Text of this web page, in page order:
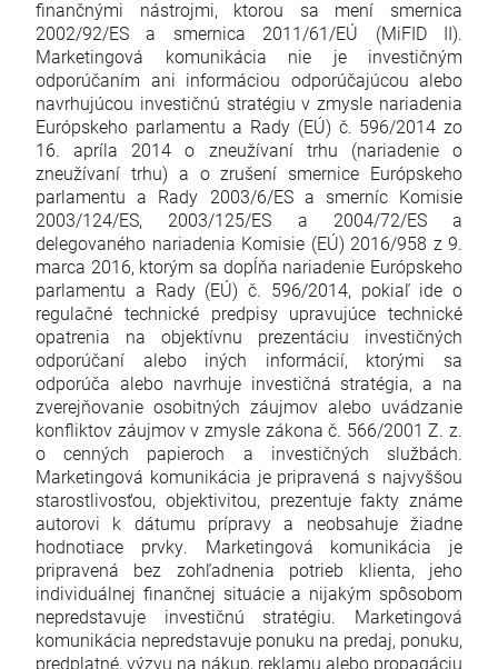
finančnými nástrojmi, ktorou sa mení smernica
2002/92/ES a smernica 2011/61/EÚ (MiFID II).
Marketingová komunikácia nie je investičným
odporúčaním ani informáciou odporúčajúcou alebo
navrhujúcou investičnú stratégiu v zmysle nariadenia
Európskeho parlamentu a Rady (EÚ) č. 596/2014 zo
16. apríla 2014 o zneužívaní trhu (nariadenie o
zneužívaní trhu) a o zrušení smernice Európskeho
parlamentu a Rady 2003/6/ES a smerníc Komisie
2003/124/ES, 2003/125/ES a 2004/72/ES a
delegovaného nariadenia Komisie (EÚ) 2016/958 z 9.
marca 2016, ktorým sa dopĺňa nariadenie Európskeho
parlamentu a Rady (EÚ) č. 596/2014, pokiaľ ide o
regulačné technické predpisy upravujúce technické
opatrenia na objektívnu prezentáciu investičných
odporúčaní alebo iných informácií, ktorými sa
odporúča alebo navrhuje investičná stratégia, a na
zverejňovanie osobitných záujmov alebo uvádzanie
konfliktov záujmov v zmysle zákona č. 566/2001 Z. z.
o cenných papieroch a investičných službách.
Marketingová komunikácia je pripravená s najvyššou
starostlivosťou, objektivitou, prezentuje fakty známe
autorovi k dátumu prípravy a neobsahuje žiadne
hodnotiace prvky. Marketingová komunikácia je
pripravená bez zohľadnenia potrieb klienta, jeho
individuálnej finančnej situácie a nijakým spôsobom
nepredstavuje investičnú stratégiu. Marketingová
komunikácia nepredstavuje ponuku na predaj, ponuku,
predplatné, výzvu na nákup, reklamu alebo propagáciu